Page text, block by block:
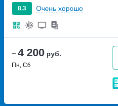
~ 4 200 руб.
Пн, Сб
8.3 Очень хорошо